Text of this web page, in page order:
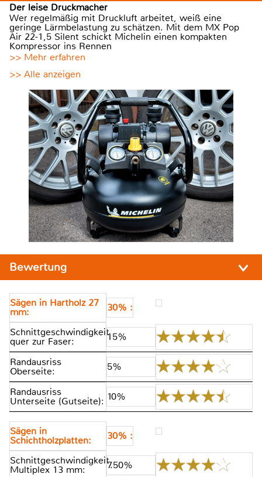
Der leise Druckmacher
Wer regelmäßig mit Druckluft arbeitet, weiß eine
geringe Lärmbelastung zu schätzen. Mit dem MX Pop
Air 22-1,5 Silent schickt Michelin einen kompakten
Kompressor ins Rennen
>> Mehr erfahren
>> Alle anzeigen
Bewertung
Sägen in Hartholz 27
mm:
30% :
Schnittgeschwindigkeit
quer zur Faser: 15%
Randausriss
Oberseite: 5%
Randausriss
Unterseite (Gutseite): 10%
Sägen in
Schichtholzplatten:
30% :
Schnittgeschwindigkeit
Multiplex 13 mm: 7.50%